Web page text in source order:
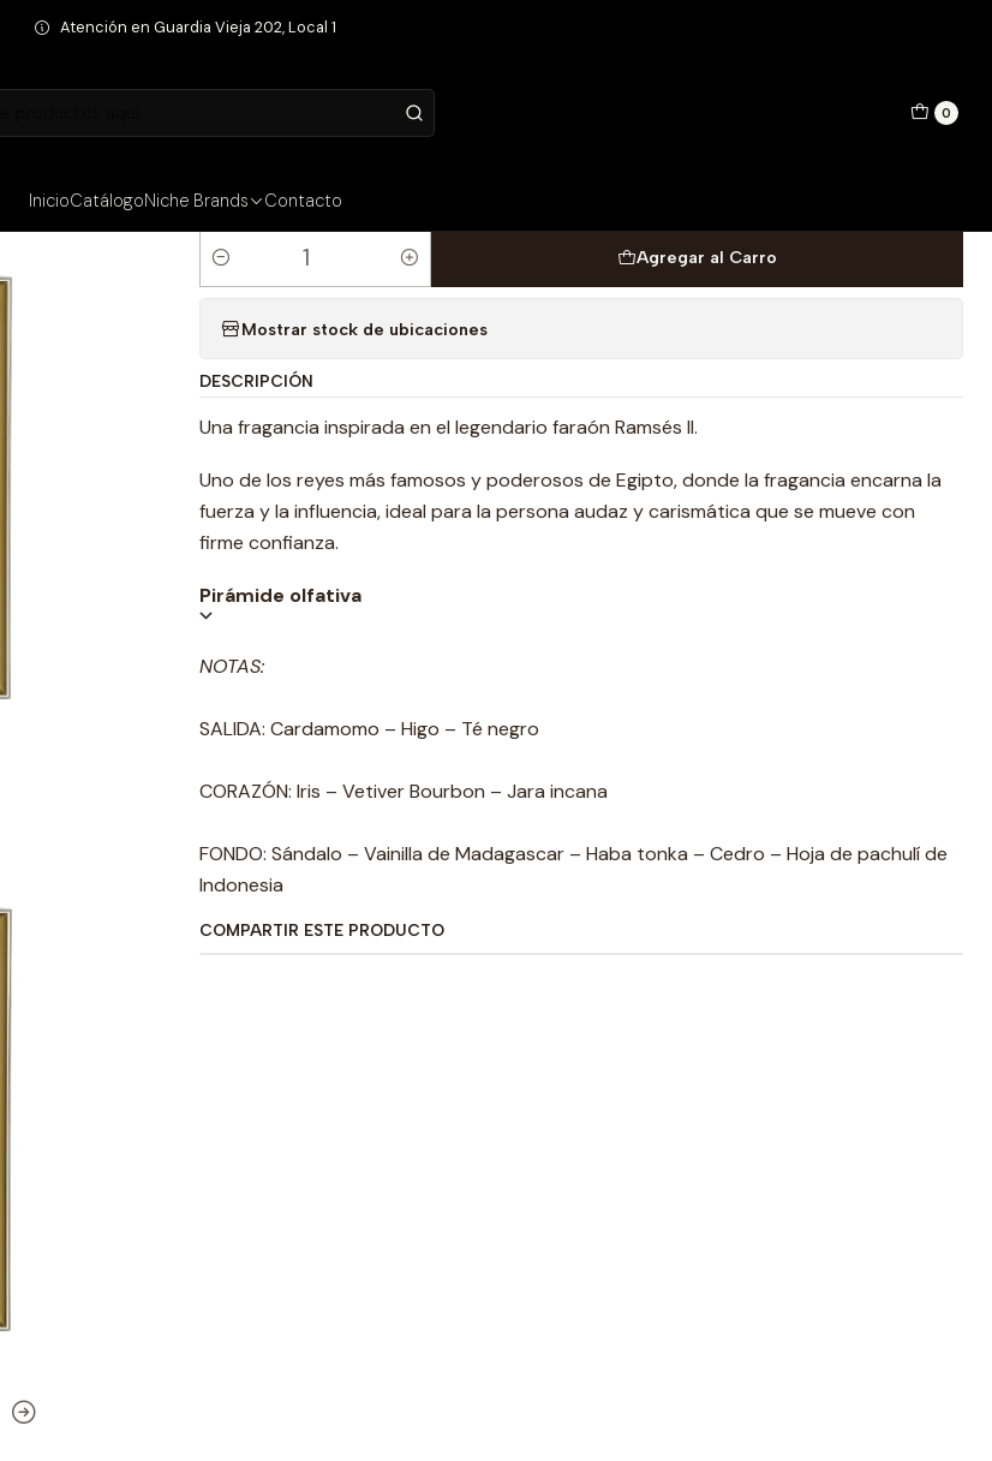
0
InicioCatálogoNiche Brands Contacto
Atención en Guardia Vieja 202, Local 1
Fragancias Unisex PERFUME BOSHARA RAMSESII UNISEX EDP 100 ML
|
EDP 100 ML
Cantidad
Agregar al Carro
Mostrar stock de ubicaciones
DESCRIPCIÓN
Una fragancia inspirada en el legendario faraón Ramsés II.
Uno de los reyes más famosos y poderosos de Egipto, donde la fragancia encarna la
fuerza y ​​la influencia, ideal para la persona audaz y carismática que se mueve con
firme confianza.
Pirámide olfativa
NOTAS:
SALIDA: Cardamomo – Higo – Té negro
CORAZÓN: Iris – Vetiver Bourbon – Jara incana
FONDO: Sándalo – Vainilla de Madagascar – Haba tonka – Cedro – Hoja de pachulí de
Indonesia
COMPARTIR ESTE PRODUCTO